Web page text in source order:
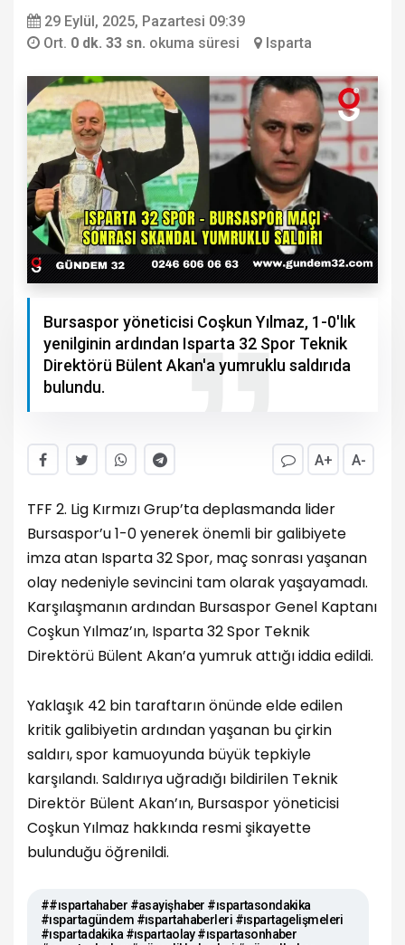
29 Eylül, 2025, Pazartesi 09:39
Ort. 0 dk. 33 sn. okuma süresi Isparta
Bursaspor yöneticisi Coşkun Yılmaz, 1-0'lık
yenilginin ardından Isparta 32 Spor Teknik
Direktörü Bülent Akan'a yumruklu saldırıda
bulundu.
A+ A-
TFF 2. Lig Kırmızı Grup’ta deplasmanda lider
Bursaspor’u 1-0 yenerek önemli bir galibiyete
imza atan Isparta 32 Spor, maç sonrası yaşanan
olay nedeniyle sevincini tam olarak yaşayamadı.
Karşılaşmanın ardından Bursaspor Genel Kaptanı
Coşkun Yılmaz’ın, Isparta 32 Spor Teknik
Direktörü Bülent Akan’a yumruk attığı iddia edildi.
Yaklaşık 42 bin taraftarın önünde elde edilen
kritik galibiyetin ardından yaşanan bu çirkin
saldırı, spor kamuoyunda büyük tepkiyle
karşılandı. Saldırıya uğradığı bildirilen Teknik
Direktör Bülent Akan’ın, Bursaspor yöneticisi
Coşkun Yılmaz hakkında resmi şikayette
bulunduğu öğrenildi.
##ıspartahaber #asayişhaber #ıspartasondakika
#ıspartagündem #ıspartahaberleri #ıspartagelişmeleri
#ıspartadakika #ıspartaolay #ıspartasonhaber